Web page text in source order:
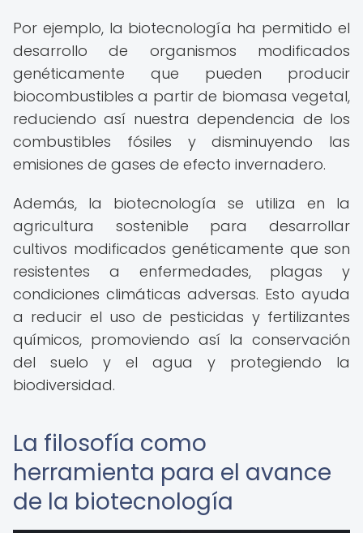
Por ejemplo, la biotecnología ha permitido el
desarrollo de organismos modificados
genéticamente que pueden producir
biocombustibles a partir de biomasa vegetal,
reduciendo así nuestra dependencia de los
combustibles fósiles y disminuyendo las
emisiones de gases de efecto invernadero.
Además, la biotecnología se utiliza en la
agricultura sostenible para desarrollar
cultivos modificados genéticamente que son
resistentes a enfermedades, plagas y
condiciones climáticas adversas. Esto ayuda
a reducir el uso de pesticidas y fertilizantes
químicos, promoviendo así la conservación
del suelo y el agua y protegiendo la
biodiversidad.
La filosofía como
herramienta para el avance
de la biotecnología